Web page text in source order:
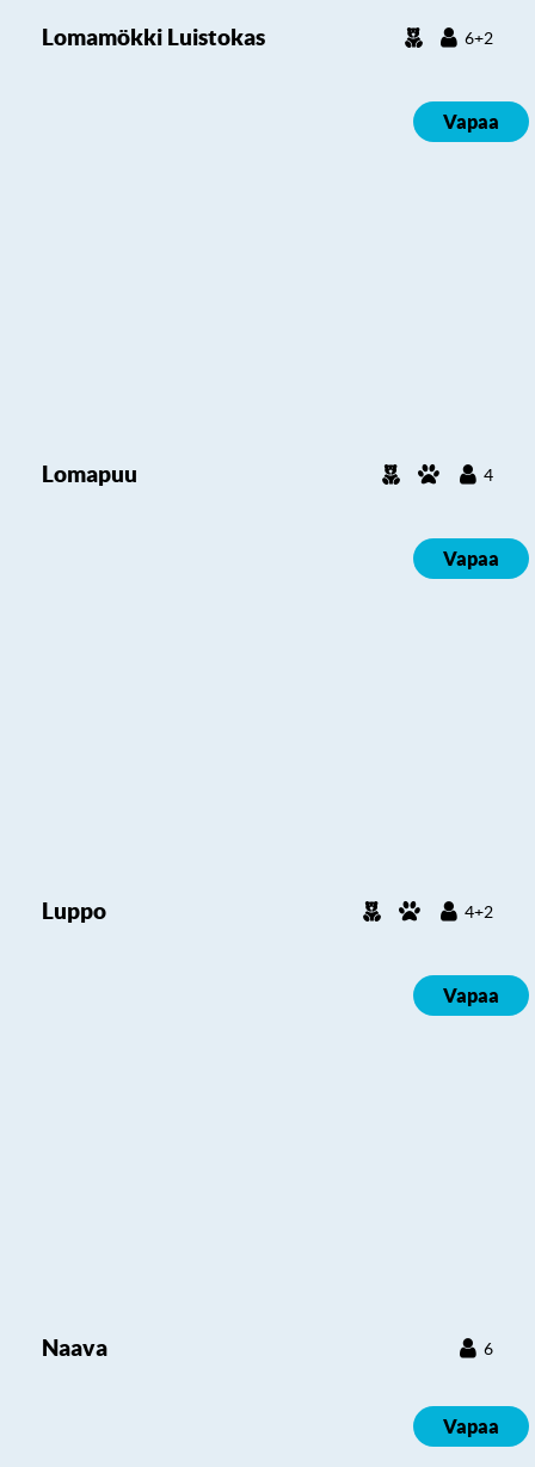
Lomamökki Luistokas 6+2
Vapaa
Lomapuu 4
Vapaa
Luppo 4+2
Vapaa
Naava 6
Vapaa